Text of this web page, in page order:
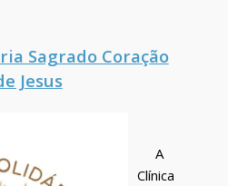
Sagrado Coração
Jesus
A
Clínica